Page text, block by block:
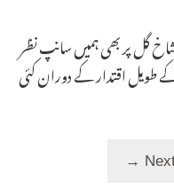
گل پر بھی ہمیں سانپ نظر
طویل اقتدار کے دوران کئی
→